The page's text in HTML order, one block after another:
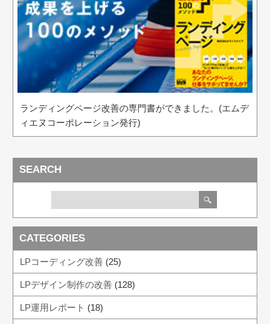
ランディングページ改善の専門書ができました。(エムデ
ィエヌコーポレーション発行)
SEARCH
CATEGORIES
LPコーディング改善(25)
LPデザイン制作の改善(128)
LP運用レポート (18)